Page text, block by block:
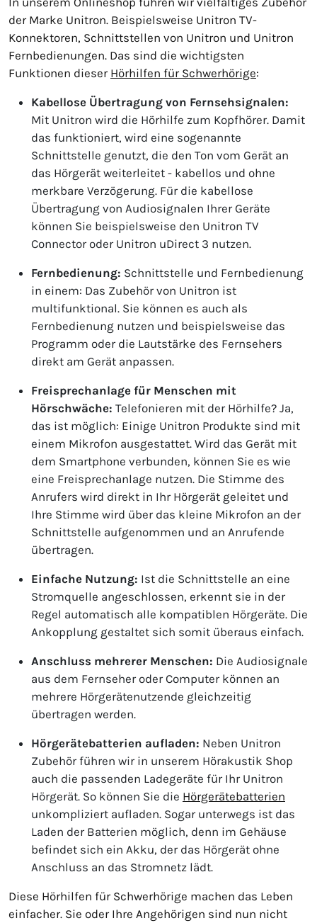
der Marke Unitron. Beispielsweise Unitron TV-
Konnektoren, Schnittstellen von Unitron und Unitron
Fernbedienungen. Das sind die wichtigsten
Funktionen dieser Hörhilfen für Schwerhörige:
Kabellose Übertragung von Fernsehsignalen:
Mit Unitron wird die Hörhilfe zum Kopfhörer. Damit
das funktioniert, wird eine sogenannte
Schnittstelle genutzt, die den Ton vom Gerät an
das Hörgerät weiterleitet - kabellos und ohne
merkbare Verzögerung. Für die kabellose
Übertragung von Audiosignalen Ihrer Geräte
können Sie beispielsweise den Unitron TV
Connector oder Unitron uDirect 3 nutzen.
Fernbedienung: Schnittstelle und Fernbedienung
in einem: Das Zubehör von Unitron ist
multifunktional. Sie können es auch als
Fernbedienung nutzen und beispielsweise das
Programm oder die Lautstärke des Fernsehers
direkt am Gerät anpassen.
Freisprechanlage für Menschen mit
Hörschwäche: Telefonieren mit der Hörhilfe? Ja,
das ist möglich: Einige Unitron Produkte sind mit
einem Mikrofon ausgestattet. Wird das Gerät mit
dem Smartphone verbunden, können Sie es wie
eine Freisprechanlage nutzen. Die Stimme des
Anrufers wird direkt in Ihr Hörgerät geleitet und
Ihre Stimme wird über das kleine Mikrofon an der
Schnittstelle aufgenommen und an Anrufende
übertragen.
Einfache Nutzung: Ist die Schnittstelle an eine
Stromquelle angeschlossen, erkennt sie in der
Regel automatisch alle kompatiblen Hörgeräte. Die
Ankopplung gestaltet sich somit überaus einfach.
Anschluss mehrerer Menschen: Die Audiosignale
aus dem Fernseher oder Computer können an
mehrere Hörgerätenutzende gleichzeitig
übertragen werden.
Hörgerätebatterien aufladen: Neben Unitron
Zubehör führen wir in unserem Hörakustik Shop
auch die passenden Ladegeräte für Ihr Unitron
Hörgerät. So können Sie die Hörgerätebatterien
unkompliziert aufladen. Sogar unterwegs ist das
Laden der Batterien möglich, denn im Gehäuse
befindet sich ein Akku, der das Hörgerät ohne
Anschluss an das Stromnetz lädt.
Diese Hörhilfen für Schwerhörige machen das Leben
einfacher. Sie oder Ihre Angehörigen sind nun nicht